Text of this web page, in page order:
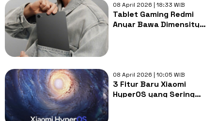
08 April 2026 | 18:33 WIB
Tablet Gaming Redmi
Anyar Bawa Dimensity
08 April 2026 | 10:05 WIB
3 Fitur Baru Xiaomi
HyperOS yang Sering